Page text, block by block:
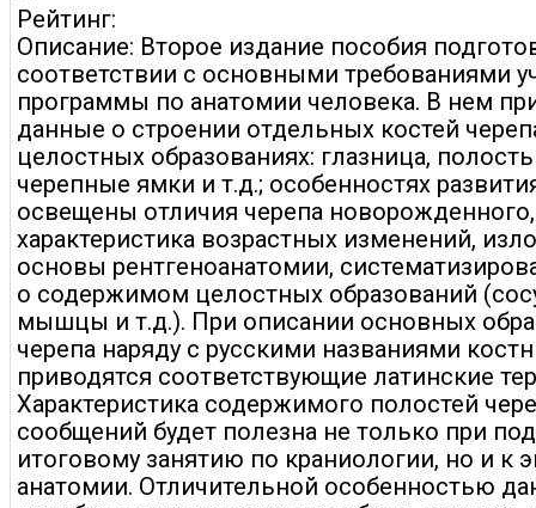
Рейтинг:
Описание: Второе издание пособия
соответствии с основными требованиями
программы по анатомии человека. В нем
данные о строении отдельных костей
целостных образованиях: глазница,
черепные ямки и т.д.; особенностях
освещены отличия черепа
характеристика возрастных изменений,
основы рентгеноанатомии,
о содержимом целостных образований
мышцы и т.д.). При описании основных
черепа наряду с русскими названиями
приводятся соответствующие латинские
Характеристика содержимого полостей
сообщений будет полезна не только при
итоговому занятию по краниологии, но и к
анатомии. Отличительной особенностью